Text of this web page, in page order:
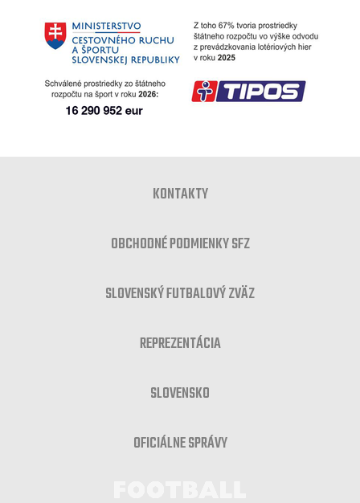
KONTAKTY
OBCHODNÉ PODMIENKY SFZ
SLOVENSKÝ FUTBALOVÝ ZVÄZ
REPREZENTÁCIA
SLOVENSKO
OFICIÁLNE SPRÁVY